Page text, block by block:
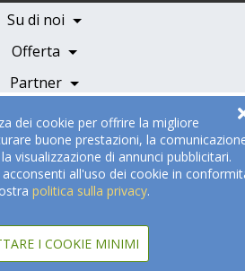
dei cookie per offrire la migliore
buone prestazioni, la
visualizzazione di annunci pubblicitari.
acconsenti all'uso dei cookie in
politica sulla privacy.
I COOKIE MINIMI
Su di noi
Team Nutrizione
Offerta
Testimonials
Servizi e Tariffe
Partner
e Professionisti
a Partner
Inc SOS Cuisine
. Tutti i diritti
riservati